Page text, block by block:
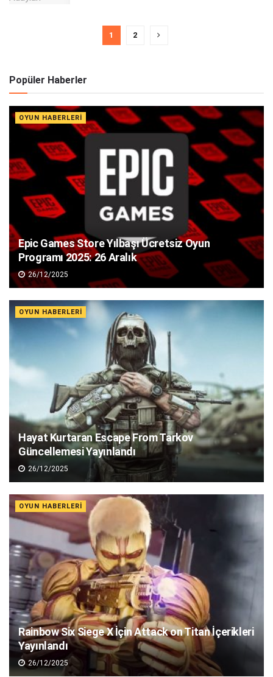
1 2
Popüler Haberler
OYUN HABERLERI
Epic Games Store Yılbaşı Ücretsiz Oyun
Programı 2025: 26 Aralık
26/12/2025
OYUN HABERLERI
Hayat Kurtaran Escape From Tarkov
Güncellemesi Yayınlandı
26/12/2025
OYUN HABERLERI
Rainbow Six Siege X İçin Attack on Titan İçerikleri
Yayınlandı
26/12/2025